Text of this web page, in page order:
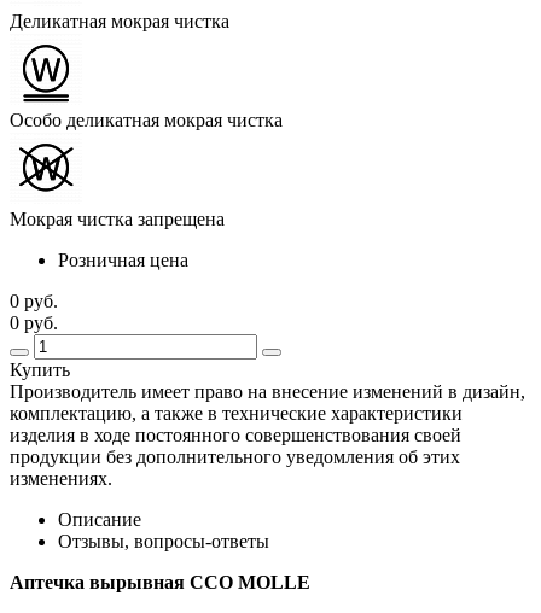
Деликатная мокрая чистка
Особо деликатная мокрая чистка
Мокрая чистка запрещена
Розничная цена
0 руб.
0 руб.
Купить
Производитель имеет право на внесение изменений в дизайн,
комплектацию, а также в технические характеристики
изделия в ходе постоянного совершенствования своей
продукции без дополнительного уведомления об этих
изменениях.
Описание
Отзывы, вопросы-ответы
Аптечка вырывная ССО MOLLE